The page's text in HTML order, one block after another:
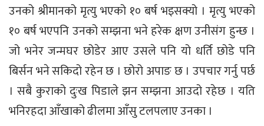
उनको श्रीमानको मृत्यु भएको १० बर्ष भइसक्यो । मृत्यु भएको
१० बर्ष भएपनि उनको सम्झना भने हरेक क्षण उनीसंग हुन्छ ।
जो भनेर जन्मघर छोडेर आए उसले पनि यो धर्ति छोडे पनि
बिर्सन भने सकिदो रहेन छ । छोरो अपाङ छ । उपचार गर्नु पर्छ
। सबै कुराको दुःख पिडाले झन सम्झना आउदो रहेछ । यति
भनिरहदा आँखाको ढीलमा आँसु टलपलाए उनका ।